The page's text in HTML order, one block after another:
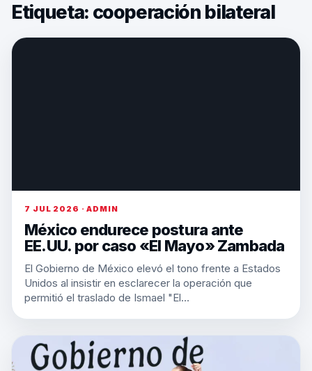
Etiqueta: cooperación bilateral
7 JUL 2026 · ADMIN
México endurece postura ante
EE.UU. por caso «El Mayo» Zambada
El Gobierno de México elevó el tono frente a Estados
Unidos al insistir en esclarecer la operación que
permitió el traslado de Ismael "El…